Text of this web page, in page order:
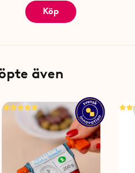
Köp
även